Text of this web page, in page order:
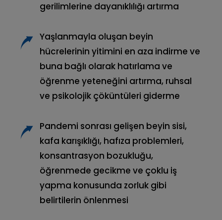
gerilimlerine dayanıklılığı artırma
Yaşlanmayla oluşan beyin
hücrelerinin yitimini en aza indirme ve
buna bağlı olarak hatırlama ve
öğrenme yeteneğini artırma, ruhsal
ve psikolojik çöküntüleri giderme
Pandemi sonrası gelişen beyin sisi,
kafa karışıklığı, hafıza problemleri,
konsantrasyon bozukluğu,
öğrenmede gecikme ve çoklu iş
yapma konusunda zorluk gibi
belirtilerin önlenmesi